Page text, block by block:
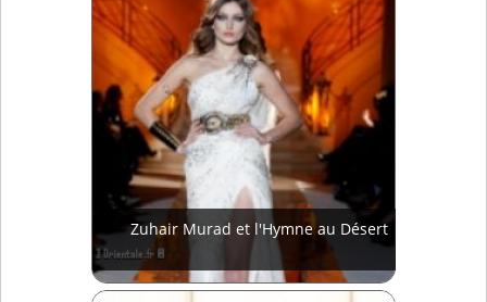
Zuhair Murad et l'Hymne au Désert